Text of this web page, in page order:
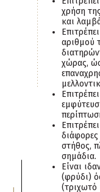
χρήση
και
αριθμού
χώρας,
στήθος,
σημάδια.
Είναι
(φρύδι)
(τριχωτό